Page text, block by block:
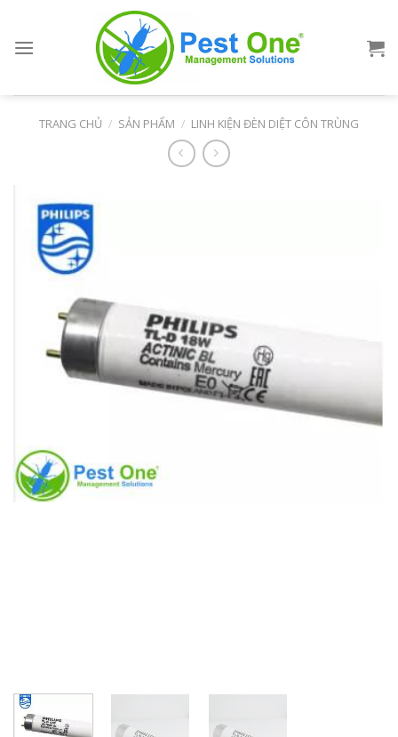
content
TRANG CHỦ / SẢN PHẨM / LINH KIỆN ĐÈN DIỆT CÔN TRÙNG